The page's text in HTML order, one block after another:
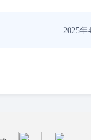
2025年